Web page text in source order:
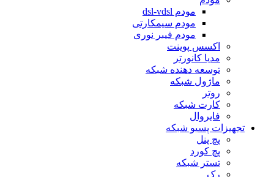
مودم dsl-vdsl
مودم سیمکارتی
مودم فیبر نوری
اکسس پوینت
مدیا کانورتر
توسعه دهنده شبکه
ماژول شبکه
روتر
کارت شبکه
فایروال
تجهیزات پسیو شبکه
پچ پنل
پچ کورد
تستر شبکه
رک